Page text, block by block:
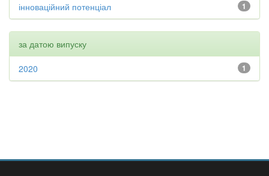
1
інноваційний потенціал
за датою випуску
1
2020